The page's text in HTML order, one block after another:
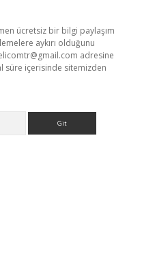
ücretsiz bir bilgi paylaşım
aykırı olduğunu
adresine
süre içerisinde sitemizden